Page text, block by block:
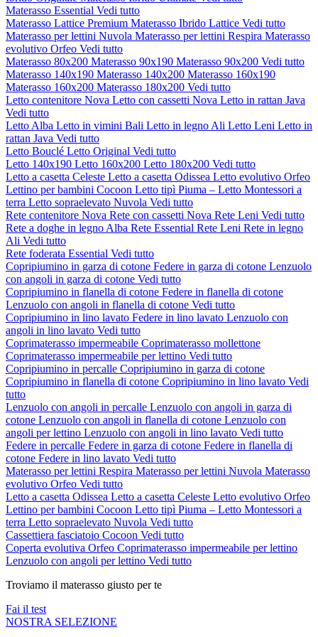
Materasso Essential Vedi tutto
Materasso Lattice Premium Materasso Ibrido Lattice Vedi tutto
Materasso per lettini Nuvola Materasso per lettini Respira Materasso
evolutivo Orfeo Vedi tutto
Materasso 80x200 Materasso 90x190 Materasso 90x200 Vedi tutto
Materasso 140x190 Materasso 140x200 Materasso 160x190
Materasso 160x200 Materasso 180x200 Vedi tutto
Letto contenitore Nova Letto con cassetti Nova Letto in rattan Java
Vedi tutto
Letto Alba Letto in vimini Bali Letto in legno Ali Letto Leni Letto in
rattan Java Vedi tutto
Letto Bouclé Letto Original Vedi tutto
Letto 140x190 Letto 160x200 Letto 180x200 Vedi tutto
Letto a casetta Celeste Letto a casetta Odissea Letto evolutivo Orfeo
Lettino per bambini Cocoon Letto tipì Piuma – Letto Montessori a
terra Letto sopraelevato Nuvola Vedi tutto
Rete contenitore Nova Rete con cassetti Nova Rete Leni Vedi tutto
Rete a doghe in legno Alba Rete Essential Rete Leni Rete in legno
Ali Vedi tutto
Rete foderata Essential Vedi tutto
Copripiumino in garza di cotone Federe in garza di cotone Lenzuolo
con angoli in garza di cotone Vedi tutto
Copripiumino in flanella di cotone Federe in flanella di cotone
Lenzuolo con angoli in flanella di cotone Vedi tutto
Copripiumino in lino lavato Federe in lino lavato Lenzuolo con
angoli in lino lavato Vedi tutto
Coprimaterasso impermeabile Coprimaterasso mollettone
Coprimaterasso impermeabile per lettino Vedi tutto
Copripiumino in percalle Copripiumino in garza di cotone
Copripiumino in flanella di cotone Copripiumino in lino lavato Vedi
tutto
Lenzuolo con angoli in percalle Lenzuolo con angoli in garza di
cotone Lenzuolo con angoli in flanella di cotone Lenzuolo con
angoli per lettino Lenzuolo con angoli in lino lavato Vedi tutto
Federe in percalle Federe in garza di cotone Federe in flanella di
cotone Federe in lino lavato Vedi tutto
Materasso per lettini Respira Materasso per lettini Nuvola Materasso
evolutivo Orfeo Vedi tutto
Letto a casetta Odissea Letto a casetta Celeste Letto evolutivo Orfeo
Lettino per bambini Cocoon Letto tipì Piuma – Letto Montessori a
terra Letto sopraelevato Nuvola Vedi tutto
Cassettiera fasciatoio Cocoon Vedi tutto
Coperta evolutiva Orfeo Coprimaterasso impermeabile per lettino
Lenzuolo con angoli per lettino Vedi tutto
Troviamo il materasso giusto per te
Fai il test
NOSTRA SELEZIONE